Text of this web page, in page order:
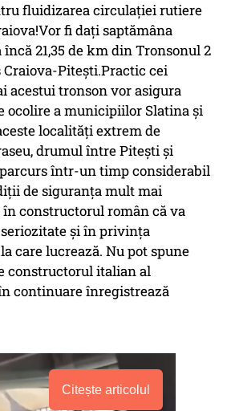
fluidizarea circulației rutiere
fi dați saptămâna
21,35 de km din Tronsonul 2
Pitești.Practic cei
acestui tronson vor asigura
ocolire a municipiilor Slatina și
localități extrem de
drumul între Pitești și
într-un timp considerabil
de siguranța mult mai
constructorul român că va
și în privința
care lucrează. Nu pot spune
constructorul italian al
continuare înregistrează
Citește articolul